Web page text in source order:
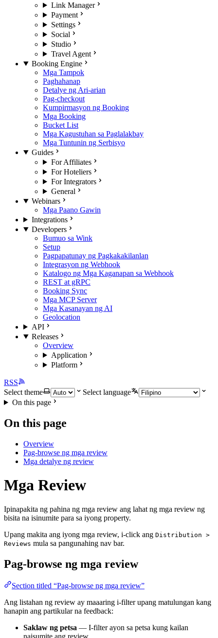
Link Manager
Payment
Settings
Social
Studio
Travel Agent
Booking Engine
Mga Tampok
Paghahanap
Detalye ng Ari-arian
Pag-checkout
Kumpirmasyon ng Booking
Mga Booking
Bucket List
Mga Kagustuhan sa Paglalakbay
Mga Tuntunin ng Serbisyo
Guides
For Affiliates
For Hoteliers
For Integrators
General
Webinars
Mga Paano Gawin
Integrations
Developers
Bumuo sa Wink
Setup
Pagpapatunay ng Pagkakakilanlan
Integrasyon ng Webhook
Katalogo ng Mga Kaganapan sa Webhook
REST at gRPC
Booking Sync
Mga MCP Server
Mga Kasanayan ng AI
Geolocation
API
Releases
Overview
Application
Platform
RSS
Select theme
Select language
On this page
On this page
Overview
Pag-browse ng mga review
Mga detalye ng review
Mga Review
Ipinapakita ng pahina ng mga review ang lahat ng mga review ng
bisita na isinumite para sa iyong property.
Upang makita ang iyong mga review, i-click ang Distribution >
Reviews mula sa pangunahing nav bar.
Pag-browse ng mga review
Section titled “Pag-browse ng mga review”
Ang listahan ng review ay maaaring i-filter upang matulungan kang
hanapin ang partikular na feedback:
Saklaw ng petsa — I-filter ayon sa petsa kung kailan
naisumite ang review.